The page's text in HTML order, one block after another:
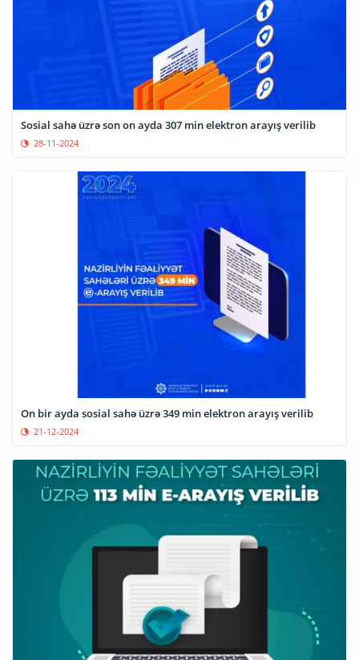
Sosial sahə üzrə son on ayda 307 min elektron arayış verilib
28-11-2024
On bir ayda sosial sahə üzrə 349 min elektron arayış verilib
21-12-2024